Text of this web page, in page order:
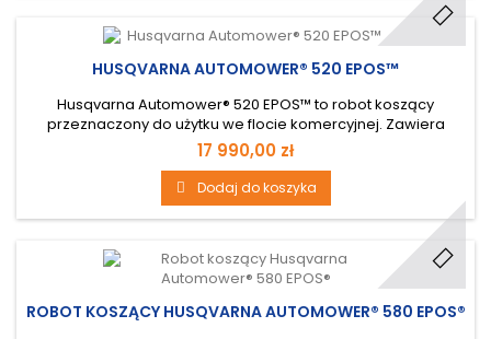
HUSQVARNA AUTOMOWER® 520 EPOS™
Husqvarna Automower® 520 EPOS™ to robot koszący
przeznaczony do użytku we flocie komercyjnej. Zawiera
Husqvarna EPOS™ z wirtualnymi granicami zamiast fizycznych
przewodów, co pozwala zdefiniować kilka obszarów
roboczych z różnymi ustawieniami i ustawić tymczasowe
strefy wyłączenia.
17 990,00 zł
Dodaj do koszyka
ROBOT KOSZĄCY HUSQVARNA AUTOMOWER® 580 EPOS®